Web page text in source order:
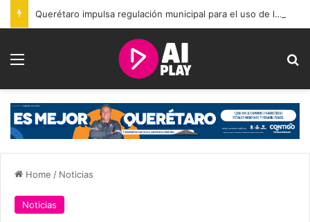
Querétaro impulsa regulación municipal para el uso de la Inteligencia Artificial
Menu
Home / Noticias
Noticias